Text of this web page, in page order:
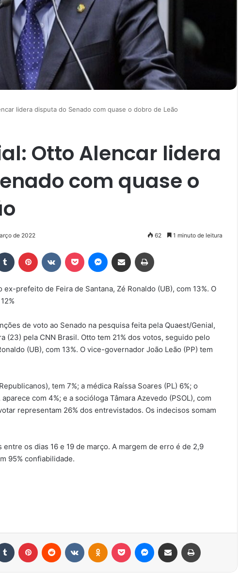
lidera disputa do Senado com quase o dobro de Leão
Otto Alencar lidera
com quase o
de 2022 62 1 minuto de leitura
Tumblr Pinterest Pocket Messenger
Compartilhar via e-mail
prefeito de Feira de Santana, Zé Ronaldo (UB), com 13%. O
de voto ao Senado na pesquisa feita pela Quaest/Genial,
(23) pela CNN Brasil. Otto tem 21% dos votos, seguido pelo
(UB), com 13%. O vice-governador João Leão (PP) tem
tem 7%; a médica Raíssa Soares (PL) 6%; o
com 4%; e a socióloga Tâmara Azevedo (PSOL), com
representam 26% dos entrevistados. Os indecisos somam
os dias 16 e 19 de março. A margem de erro é de 2,9
95% confiabilidade.
Tumblr Pinterest Reddit Pocket Messenger
Compartilhar via e-mail